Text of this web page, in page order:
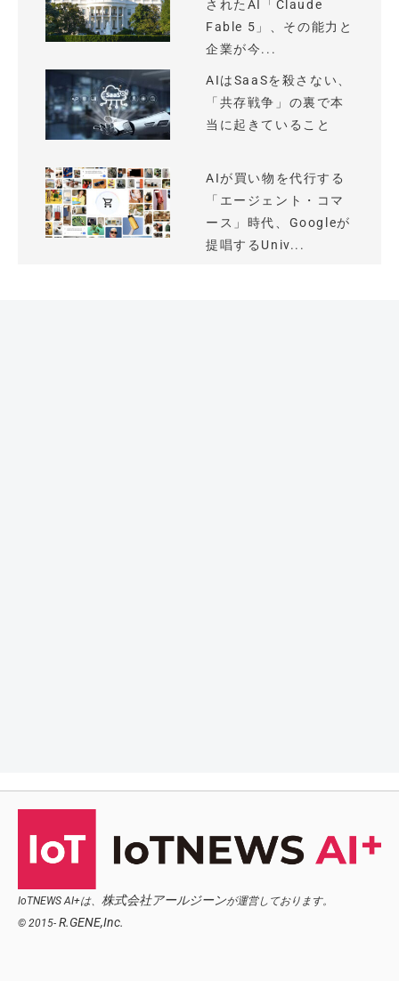
されたAI「Claude
Fable 5」、その能力と
企業が今...
AIはSaaSを殺さない、
「共存戦争」の裏で本
当に起きていること
AIが買い物を代行する
「エージェント・コマ
ース」時代、Googleが
提唱するUniv...
IoTNEWS AI+は、 株式会社アールジーンが運営しております。
© 2015- R.GENE,Inc.